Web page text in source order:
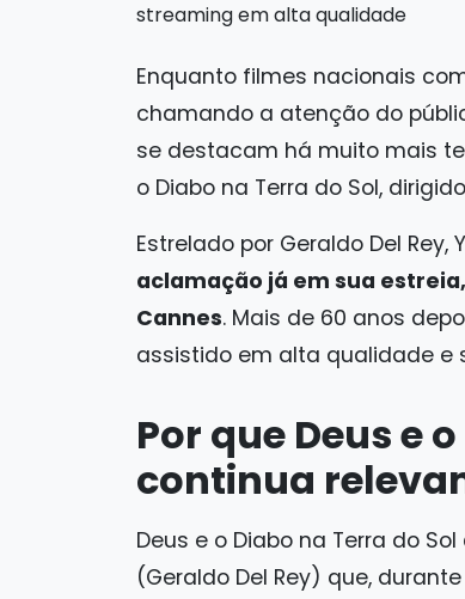
Enquanto filmes nacionais
chamando a atenção do
se destacam há muito mais
o Diabo na Terra do Sol,
Estrelado por Geraldo Del
aclamação já em sua
Cannes. Mais de 60 anos
assistido em alta qualidade e
Por que Deus e
continua
Deus e o Diabo na Terra do
(Geraldo Del Rey) que,